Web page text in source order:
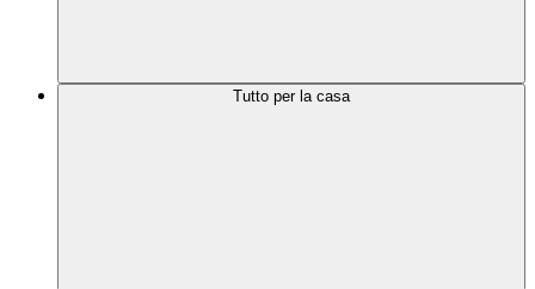
Tutto per la casa